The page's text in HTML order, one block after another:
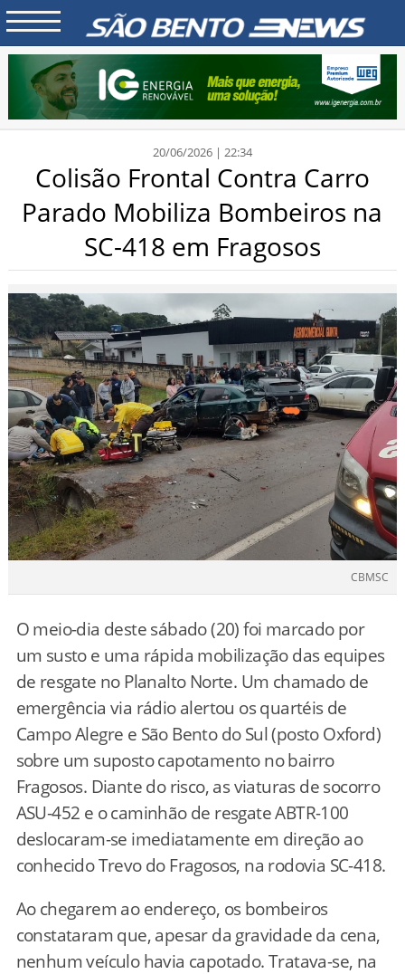
20/06/2026 | 22:34
Colisão Frontal Contra Carro
Parado Mobiliza Bombeiros na
SC-418 em Fragosos
CBMSC
O meio-dia deste sábado (20) foi marcado por
um susto e uma rápida mobilização das equipes
de resgate no Planalto Norte. Um chamado de
emergência via rádio alertou os quartéis de
Campo Alegre e São Bento do Sul (posto Oxford)
sobre um suposto capotamento no bairro
Fragosos. Diante do risco, as viaturas de socorro
ASU-452 e o caminhão de resgate ABTR-100
deslocaram-se imediatamente em direção ao
conhecido Trevo do Fragosos, na rodovia SC-418.
Ao chegarem ao endereço, os bombeiros
constataram que, apesar da gravidade da cena,
nenhum veículo havia capotado. Tratava-se, na